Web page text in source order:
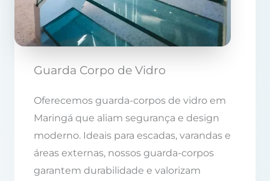
Guarda Corpo de Vidro
Oferecemos guarda-corpos de vidro em
Maringá que aliam segurança e design
moderno. Ideais para escadas, varandas e
áreas externas, nossos guarda-corpos
garantem durabilidade e valorizam